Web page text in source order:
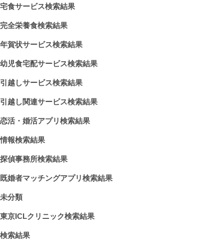
宅食サービス検索結果
完全栄養食検索結果
年賀状サービス検索結果
幼児食宅配サービス検索結果
引越しサービス検索結果
引越し関連サービス検索結果
恋活・婚活アプリ検索結果
情報検索結果
探偵事務所検索結果
既婚者マッチングアプリ検索結果
未分類
東京ICLクリニック検索結果
検索結果